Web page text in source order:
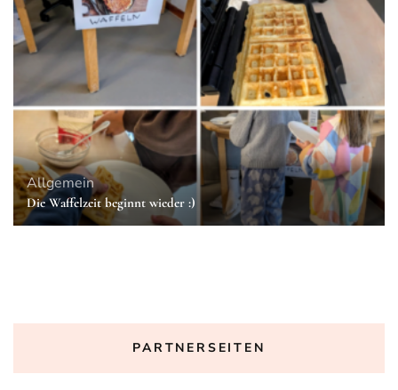
Allgemein
Die Waffelzeit beginnt wieder :)
PARTNERSEITEN